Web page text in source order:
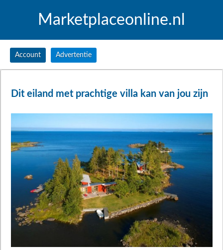
Marketplaceonline.nl
Account Advertentie
Dit eiland met prachtige villa kan van jou zijn